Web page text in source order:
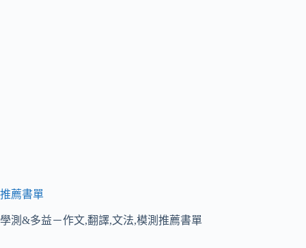
推薦書單
學測&多益－作文,翻譯,文法,模測推薦書單